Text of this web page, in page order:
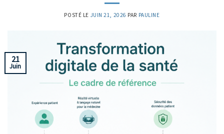
POSTÉ LE JUIN 21, 2026 PAR PAULINE
21
Juin